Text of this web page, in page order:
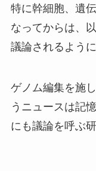
特に幹細胞、遺
なってからは、
議論されるよう
ゲノム編集を施
うニュースは記
にも議論を呼ぶ